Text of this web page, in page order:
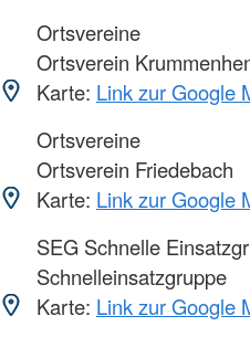
Ortsvereine
Ortsverein
Karte: Link zur Google
Ortsvereine
Ortsverein Friedebach
Karte: Link zur Google
SEG Schnelle
Schnelleinsatzgruppe
Karte: Link zur Google